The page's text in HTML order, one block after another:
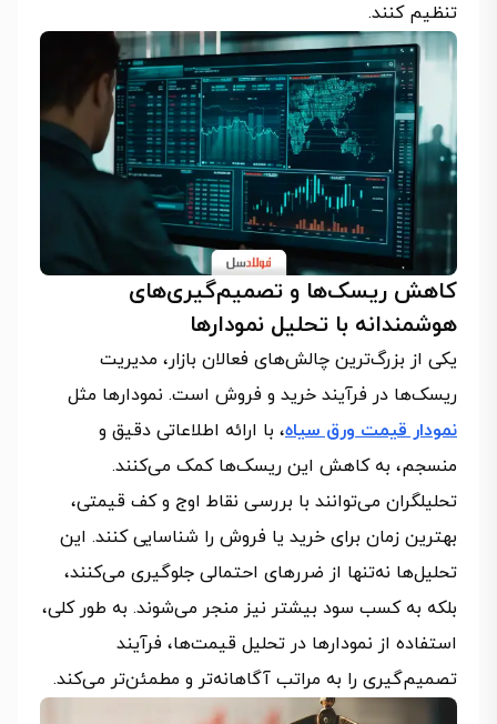
تنظیم کنند.
کاهش ریسک‌ها و تصمیم‌گیری‌های
هوشمندانه با تحلیل نمودارها
یکی از بزرگ‌ترین چالش‌های فعالان بازار، مدیریت
ریسک‌ها در فرآیند خرید و فروش است. نمودارها مثل
نمودار قیمت ورق سیاه، با ارائه اطلاعاتی دقیق و
منسجم، به کاهش این ریسک‌ها کمک می‌کنند.
تحلیلگران می‌توانند با بررسی نقاط اوج و کف قیمتی،
بهترین زمان برای خرید یا فروش را شناسایی کنند. این
تحلیل‌ها نه‌تنها از ضررهای احتمالی جلوگیری می‌کنند،
بلکه به کسب سود بیشتر نیز منجر می‌شوند. به طور کلی،
استفاده از نمودارها در تحلیل قیمت‌ها، فرآیند
تصمیم‌گیری را به مراتب آگاهانه‌تر و مطمئن‌تر می‌کند.